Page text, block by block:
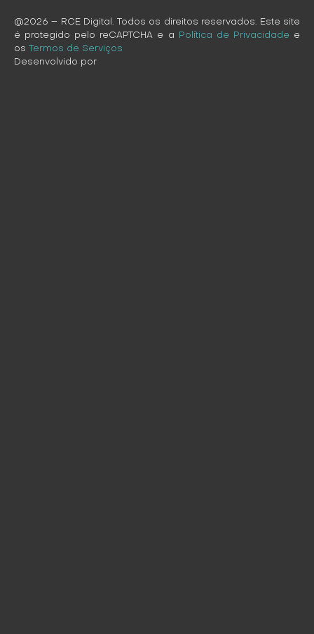
@2026 – RCE Digital. Todos os direitos reservados. Este site
é protegido pelo reCAPTCHA e a
Política de Privacidade e
os
Termos de Serviços
Desenvolvido por